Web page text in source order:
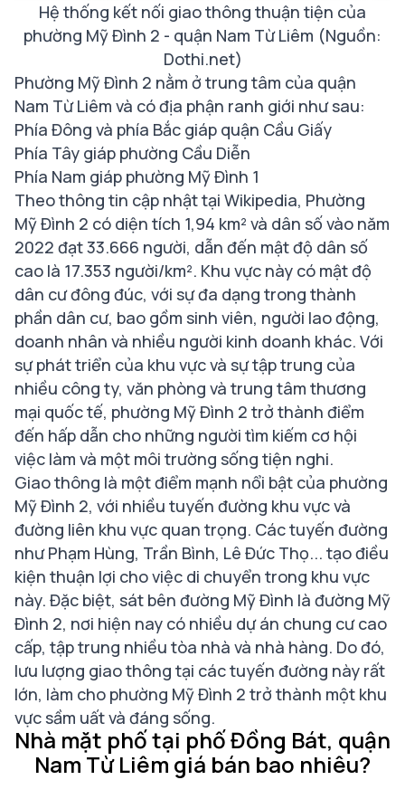
Hệ thống kết nối giao thông thuận tiện của
phường Mỹ Đình 2 - quận Nam Từ Liêm (Nguồn:
Dothi.net)
Phường Mỹ Đình 2 nằm ở trung tâm của quận
Nam Từ Liêm và có địa phận ranh giới như sau:
Phía Đông và phía Bắc giáp quận Cầu Giấy
Phía Tây giáp phường Cầu Diễn
Phía Nam giáp phường Mỹ Đình 1
Theo thông tin cập nhật tại Wikipedia, Phường
Mỹ Đình 2 có diện tích 1,94 km² và dân số vào năm
2022 đạt 33.666 người, dẫn đến mật độ dân số
cao là 17.353 người/km². Khu vực này có mật độ
dân cư đông đúc, với sự đa dạng trong thành
phần dân cư, bao gồm sinh viên, người lao động,
doanh nhân và nhiều người kinh doanh khác. Với
sự phát triển của khu vực và sự tập trung của
nhiều công ty, văn phòng và trung tâm thương
mại quốc tế, phường Mỹ Đình 2 trở thành điểm
đến hấp dẫn cho những người tìm kiếm cơ hội
việc làm và một môi trường sống tiện nghi.
Giao thông là một điểm mạnh nổi bật của phường
Mỹ Đình 2, với nhiều tuyến đường khu vực và
đường liên khu vực quan trọng. Các tuyến đường
như Phạm Hùng, Trần Bình, Lê Đức Thọ... tạo điều
kiện thuận lợi cho việc di chuyển trong khu vực
này. Đặc biệt, sát bên đường Mỹ Đình là đường Mỹ
Đình 2, nơi hiện nay có nhiều dự án chung cư cao
cấp, tập trung nhiều tòa nhà và nhà hàng. Do đó,
lưu lượng giao thông tại các tuyến đường này rất
lớn, làm cho phường Mỹ Đình 2 trở thành một khu
vực sầm uất và đáng sống.
Nhà mặt phố tại phố Đồng Bát, quận
Nam Từ Liêm giá bán bao nhiêu?